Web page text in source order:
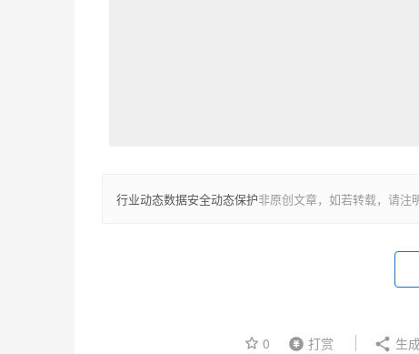
行业动态数据安全动态保护非原创文章，如若转载，请注
0 打赏 生